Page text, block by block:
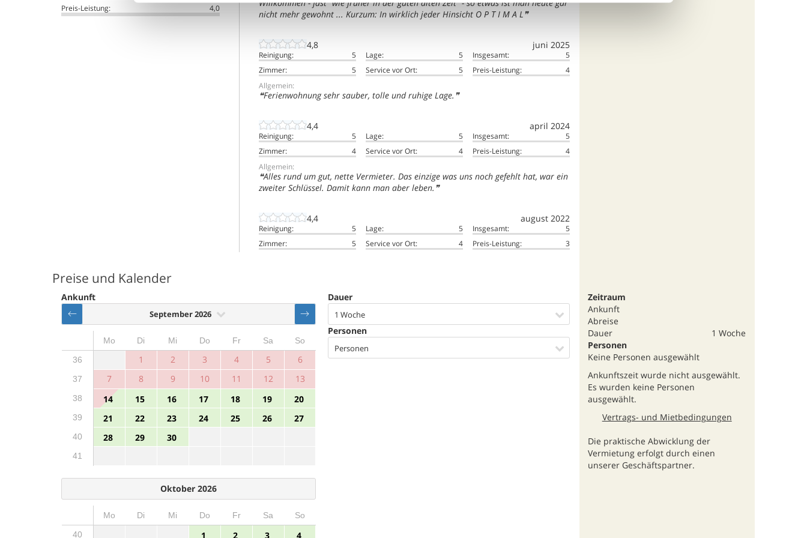
Preis-Leistung:
4,0
WIllkommen - fast "wie früher in der guten alten Zeit" - so etwas ist man heute gar
nicht mehr gewohnt ... Kurzum: In wirklich jeder Hinsicht O P T I M A L
4,8 juni 2025
Reinigung: 5 Lage: 5 Insgesamt:
5
Zimmer:
5 Service vor Ort: 5 Preis-Leistung:
4
Allgemein:
Ferienwohnung sehr sauber, tolle und ruhige Lage.
4,4 april 2024
Reinigung: 5 Lage: 5 Insgesamt:
5
Zimmer:
4 Service vor Ort: 4 Preis-Leistung:
4
Allgemein:
Alles rund um gut, nette Vermieter. Das einzige was uns noch gefehlt hat, war ein
zweiter Schlüssel. Damit kann man aber leben.
4,4 august 2022
Reinigung: 5 Lage: 5 Insgesamt:
5
Zimmer:
5 Service vor Ort: 4 Preis-Leistung: 3
Preise und Kalender
Ankunft
September 2026
Mo Di Mi Do Fr Sa
So
36
1 2 3 4 5 6
37 7 8 9 10 11 12 13
38 14 15 16 17 18 19 20
39 21 22 23 24 25 26 27
40 28 29 30
41
Oktober 2026
Mo Di Mi Do Fr Sa
So
40
1 2 3 4
Dauer
1 Woche
Personen
Personen
Zeitraum
Ankunft
Abreise
Dauer
1 Woche
Personen
Keine Personen ausgewählt
Ankunftszeit wurde nicht ausgewählt.
Es wurden keine Personen
ausgewählt.
Vertrags- und Mietbedingungen
Die praktische Abwicklung der
Vermietung erfolgt durch einen
unserer Geschäftspartner.